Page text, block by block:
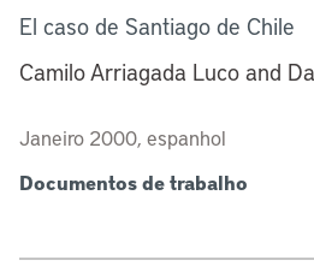
El caso de Santiago de Chile
Camilo Arriagada Luco and
Janeiro 2000, espanhol
Documentos de trabalho